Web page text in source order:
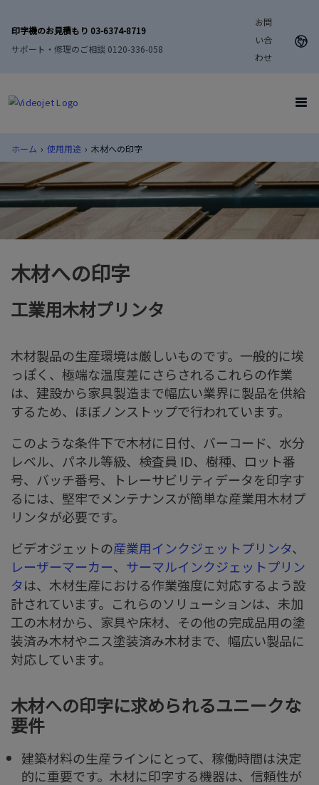
印字機のお見積もり 03-6374-8719
サポート・修理のご相談 0120-336-058
お問
い合
わせ
ホーム › 使用用途 › 木材への印字
木材への印字
工業用木材プリンタ
木材製品の生産環境は厳しいものです。一般的に埃
っぽく、極端な温度差にさらされるこれらの作業
は、建設から家具製造まで幅広い業界に製品を供給
するため、ほぼノンストップで行われています。
このような条件下で木材に日付、バーコード、水分
レベル、パネル等級、検査員 ID、樹種、ロット番
号、バッチ番号、トレーサビリティデータを印字す
るには、堅牢でメンテナンスが簡単な産業用木材プ
リンタが必要です。
ビデオジェットの産業用インクジェットプリンタ、
レーザーマーカー、 サーマルインクジェットプリン
タは、木材生産における作業強度に対応するよう設
計されています。これらのソリューションは、未加
工の木材から、家具や床材、その他の完成品用の塗
装済み木材やニス塗装済み木材まで、幅広い製品に
対応しています。
木材への印字に求められるユニークな
要件
建築材料の生産ラインにとって、稼働時間は決定
的に重要です。木材に印字する機器は、信頼性が